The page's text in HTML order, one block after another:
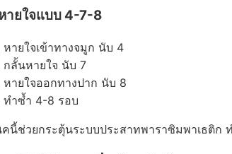
ายใจแบบ 4-7-8
หายใจเข้าทางจมูก นับ 4
กลั้นหายใจ นับ 7
หายใจออกทางปาก นับ 8
ทำซ้ำ 4-8 รอบ
คนี้ช่วยกระตุ้นระบบประสาทพาราซิมพาเธติก